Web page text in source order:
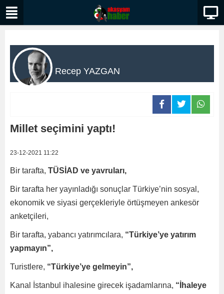
Recep YAZGAN
Millet seçimini yaptı!
23-12-2021 11:22
Bir tarafta, TÜSİAD ve yavruları,
Bir tarafta her yayınladığı sonuçlar Türkiye’nin sosyal,
ekonomik ve siyasi gerçekleriyle örtüşmeyen ankesör
anketçileri,
Bir tarafta, yabancı yatırımcılara, “Türkiye’ye yatırım
yapmayın”,
Turistlere, “Türkiye’ye gelmeyin”,
Kanal İstanbul ihalesine girecek işadamlarına, “İhaleye